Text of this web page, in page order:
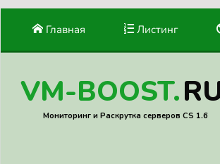
Главная Листинг
VM-BOOST.
Мониторинг и Раскрутка серверов CS 1.6